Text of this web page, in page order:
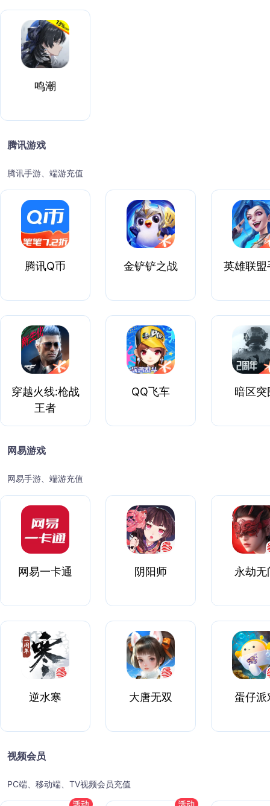
鸣潮
腾讯游戏
腾讯手游、端游充值
腾讯Q币 金铲铲之战 英雄联盟
穿越火线:枪战
王者
QQ飞车 暗区突
网易游戏
网易手游、端游充值
网易一卡通 阴阳师 永劫无
逆水寒 大唐无双 蛋仔派
视频会员
PC端、移动端、TV视频会员充值